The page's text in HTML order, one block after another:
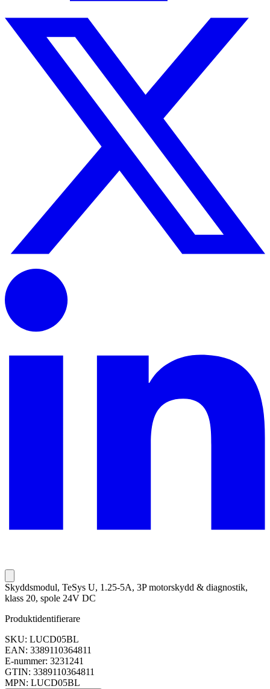
Skyddsmodul, TeSys U, 1.25-5A, 3P motorskydd & diagnostik,
klass 20, spole 24V DC
Produktidentifierare
SKU: LUCD05BL
EAN: 3389110364811
E-nummer: 3231241
GTIN: 3389110364811
MPN: LUCD05BL